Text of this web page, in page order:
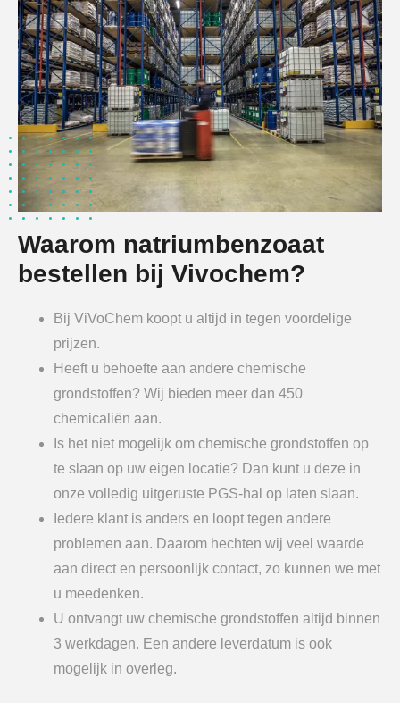
Waarom natriumbenzoaat
bestellen bij Vivochem?
Bij ViVoChem koopt u altijd in tegen voordelige
prijzen.
Heeft u behoefte aan andere chemische
grondstoffen? Wij bieden meer dan 450
chemicaliën aan.
Is het niet mogelijk om chemische grondstoffen op
te slaan op uw eigen locatie? Dan kunt u deze in
onze volledig uitgeruste PGS-hal op laten slaan.
Iedere klant is anders en loopt tegen andere
problemen aan. Daarom hechten wij veel waarde
aan direct en persoonlijk contact, zo kunnen we met
u meedenken.
U ontvangt uw chemische grondstoffen altijd binnen
3 werkdagen. Een andere leverdatum is ook
mogelijk in overleg.